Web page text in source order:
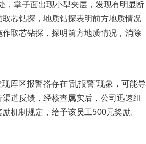
掌子面出现小型夹层，发现有明显断
芯钻探，地质钻探表明前方地质情况
取芯钻探，探明前方地质情况，消除
区报警器存在“乱报警”现象，可能导
道反馈，经核查属实后，公司迅速组
机制规定，给予该员工500元奖励。